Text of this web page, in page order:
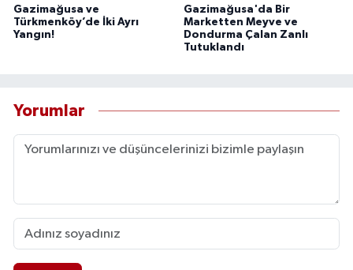
Gazimağusa ve
Türkmenköy’de İki Ayrı
Yangın!
Gazimağusa'da Bir
Marketten Meyve ve
Dondurma Çalan Zanlı
Tutuklandı
Yorumlar